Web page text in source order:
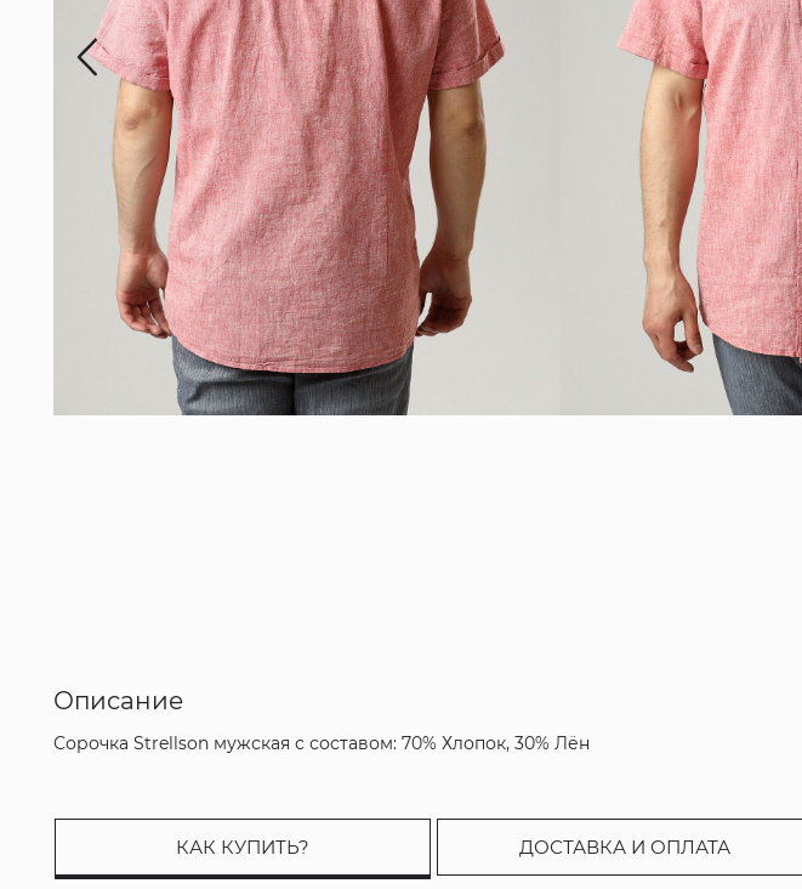
Описание
Сорочка Strellson мужская с составом: 70% Хлопок, 30% Лён
КАК КУПИТЬ? ДОСТАВКА И ОПЛАТА